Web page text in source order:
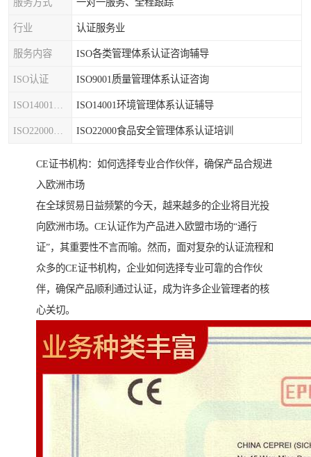
行业 认证服务业
服务内容 ISO各类管理体系认证咨询辅导
ISO认证 ISO9001质量管理体系认证咨询
ISO14001环境管理体系认证辅导
ISO22000食品安全管理体系认证培训
CE证书机构：如何选择专业合作伙伴，确保产品合规进
入欧洲市场
在全球贸易日益频繁的今天，越来越多的企业将目光投
向欧洲市场。CE认证作为产品进入欧盟市场的“通行
证”，其重要性不言而喻。然而，面对复杂的认证流程和
众多的CE证书机构，企业如何选择专业可靠的合作伙
伴，确保产品顺利通过认证，成为许多企业管理者的核
心关切。